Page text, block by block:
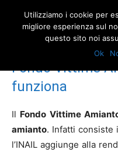
Assistenza gratuita
Fondo Vittime
Fondo Vittime
funziona
Il Fondo Vittime
amianto. Infatti consiste
l’INAIL aggiunge alla
Utilizziamo i cookie per
migliore esperienza sul
questo sito noi
Ok